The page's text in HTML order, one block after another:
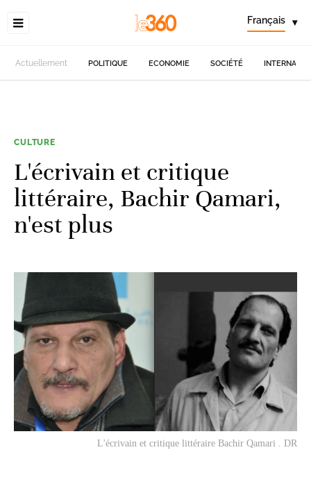
Français ▾
Actuellement POLITIQUE ECONOMIE SOCIÉTÉ
CULTURE
L'écrivain et critique
littéraire, Bachir Qamari,
n'est plus
L'écrivain et critique littéraire Bachir Qamari . DR